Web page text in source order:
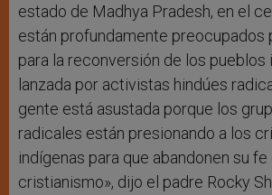
estado de Madhya Pradesh, en el
están profundamente preocupados
para la reconversión de los pueblos
lanzada por activistas hindúes
gente está asustada porque los
radicales están presionando a los
indígenas para que abandonen su fe
cristianismo», dijo el padre Rocky